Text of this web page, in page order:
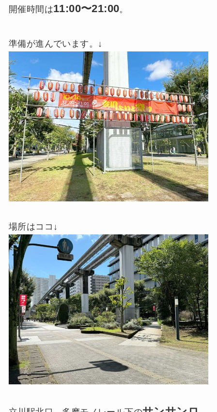
開催時間は11:00〜21:00。
準備が進んでいます。↓
場所はココ↓